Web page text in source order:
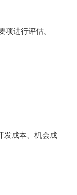
进行评估。
发成本、机会成